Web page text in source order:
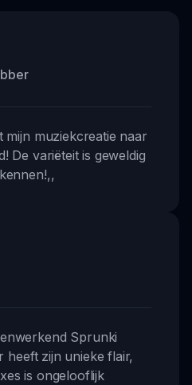
muziekcreatie naar
De variëteit is geweldig
,,
Sprunki
heeft zijn unieke flair,
is ongelooflijk